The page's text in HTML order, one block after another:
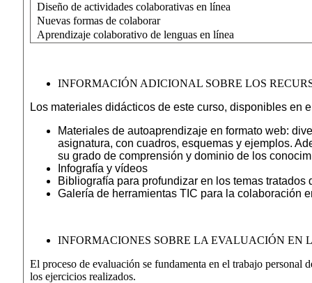
Diseño de actividades colaborativas en línea
Nuevas formas de colaborar
Aprendizaje colaborativo de lenguas en línea
INFORMACIÓN ADICIONAL SOBRE LOS
Los materiales didácticos de este curso, disponibles en
Materiales de autoaprendizaje en formato web:
asignatura, con cuadros, esquemas y ejemplos.
su grado de comprensión y dominio de los
Infografía y vídeos
Bibliografía para profundizar en los temas tratados
Galería de herramientas TIC para la colaboración
INFORMACIONES SOBRE LA EVALUACIÓN EN
El proceso de evaluación se fundamenta en el trabajo personal
los ejercicios realizados.